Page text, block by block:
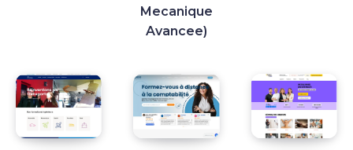
Mecanique
Avancee)